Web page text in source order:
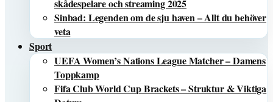
skådespelare och streaming 2025
Sinbad: Legenden om de sju haven – Allt du behöver
veta
Sport
UEFA Women’s Nations League Matcher – Damens
Toppkamp
Fifa Club World Cup Brackets – Struktur & Viktiga